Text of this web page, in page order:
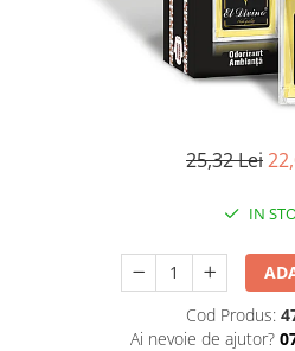
Solutii de scos pete
Tablete & Capsule
Produse Dezinfectante-
Diverse produse de uz casnic
25,32 Lei
IN
Cod Produs:
Ai nevoie de ajutor?